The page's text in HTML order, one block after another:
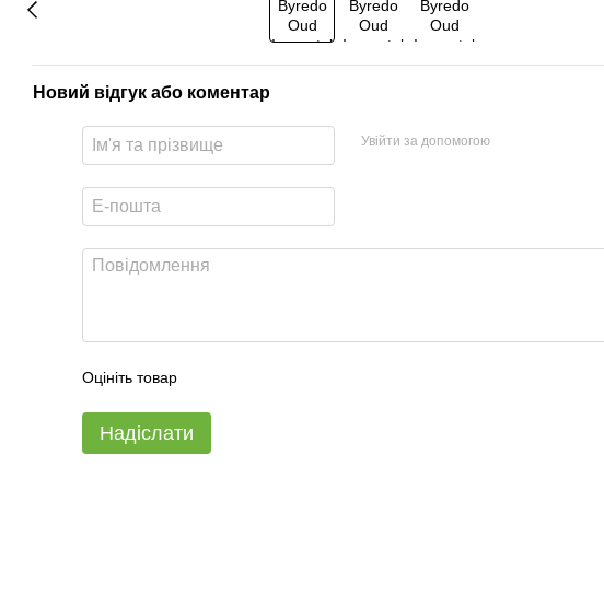
Новий відгук або коментар
Увійти за допомогою
Оцініть товар
Надіслати